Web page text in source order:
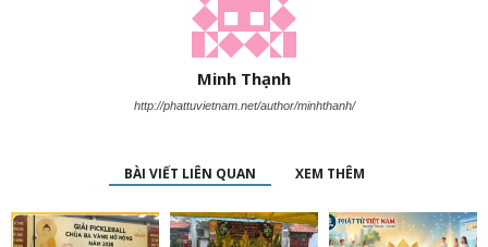
Minh Thạnh
http://phattuvietnam.net/author/minhthanh/
BÀI VIẾT LIÊN QUAN XEM THÊM